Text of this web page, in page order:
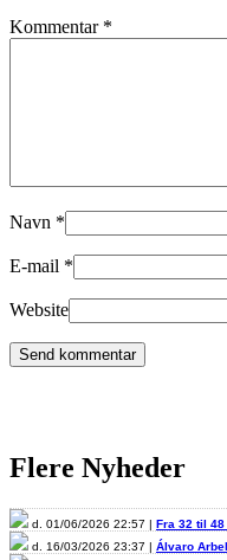
Kommentar *
Navn *
E-mail *
Website
Flere Nyheder
d. 01/06/2026 22:57 | Fra 32 til
d. 16/03/2026 23:37 | Álvaro